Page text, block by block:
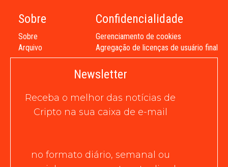
Sobre
Sobre
Arquivo
Confidencialidade
Gerenciamento de cookies
Agregação de licenças de usuário final
Newsletter
Receba o melhor das notícias de
Cripto na sua caixa de e-mail
no formato diário, semanal ou